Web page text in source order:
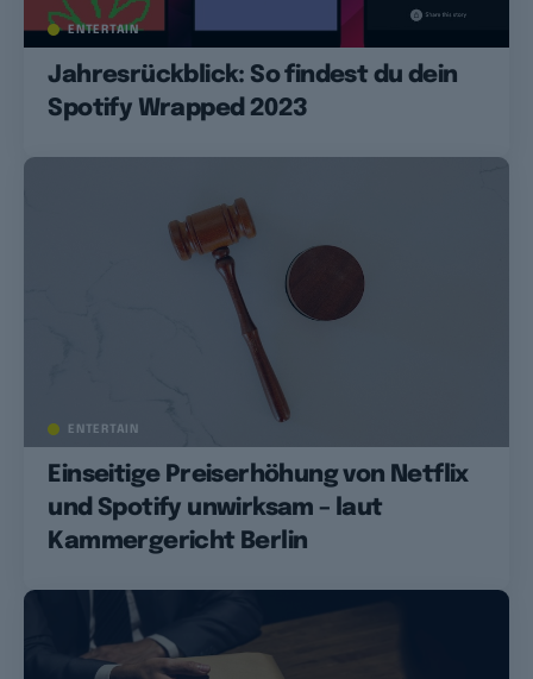
ENTERTAIN
Jahresrückblick: So findest du dein
Spotify Wrapped 2023
ENTERTAIN
Einseitige Preiserhöhung von Netflix
und Spotify unwirksam – laut
Kammergericht Berlin